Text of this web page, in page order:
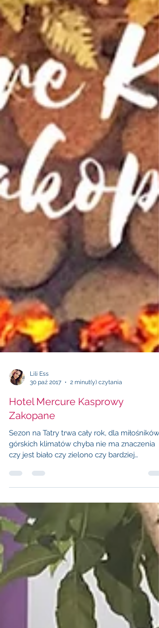
Lili Ess
Hotel Mercure Kasprowy
Zakopane
Sezon na Tatry trwa cały rok, dla miłośników
górskich klimatów chyba nie ma znaczenia